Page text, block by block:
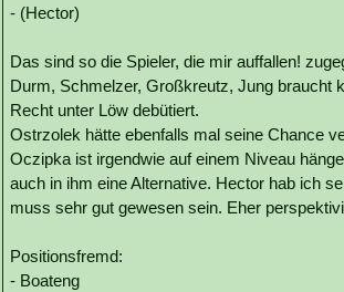
- (Hector)
Das sind so die Spieler, die mir auffallen!
Durm, Schmelzer, Großkreutz, Jung braucht
Recht unter Löw debütiert.
Ostrzolek hätte ebenfalls mal seine Chance
Oczipka ist irgendwie auf einem Niveau
auch in ihm eine Alternative. Hector hab ich
muss sehr gut gewesen sein. Eher
Positionsfremd:
- Boateng